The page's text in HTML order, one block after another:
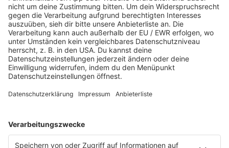
JETZT ABSPIELEN
MAROON 5 mit DAYLIGHT